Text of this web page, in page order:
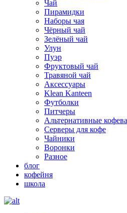
Чай
Пирамидки
Наборы чая
Чёрный чай
Зелёный чай
Улун
Пуэр
Фруктовый чай
Травяной чай
Аксессуары
Klean Kanteen
Футболки
Питчеры
Альтернативные
Серверы для кофе
Чайники
Воронки
Разное
блог
кофейня
школа